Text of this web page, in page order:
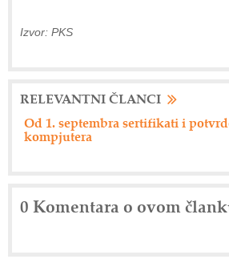
Izvor: PKS
RELEVANTNI ČLANCI
Od 1. septembra sertifikati i
kompjutera
0 Komentara o ovom